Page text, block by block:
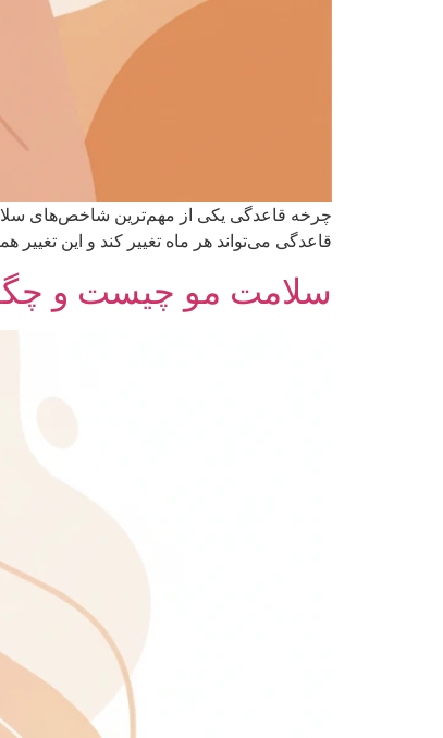
قاعدگی می‌تواند هر ماه تغییر کند و این تغییر
سلامت مو چیست و